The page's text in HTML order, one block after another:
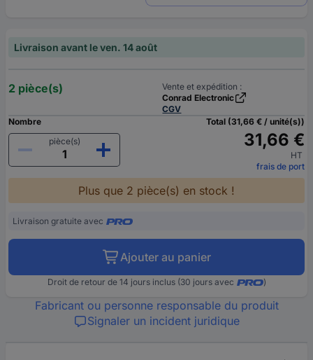
Livraison avant le ven. 14 août
2 pièce(s)
Vente et expédition :
Conrad Electronic
CGV
Nombre
pièce(s)
Total (31,66 € / unité(s))
31,66 €
HT
frais de port
Plus que 2 pièce(s) en stock !
Livraison gratuite avec
Ajouter au panier
Droit de retour de 14 jours inclus (30 jours avec )
Fabricant ou personne responsable du produit
Signaler un incident juridique